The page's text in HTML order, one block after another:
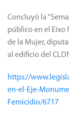
Concluyó la
público en el Eixo
de la Mujer,
al edificio del
https://
en-el-Eje-
Femicidio/6717